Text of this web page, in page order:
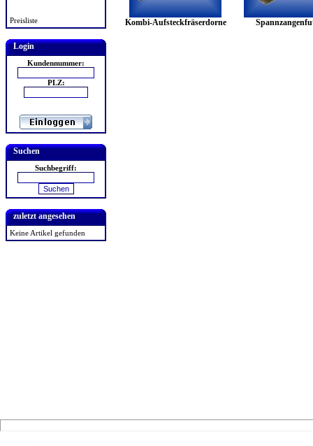
Preisliste
Login
Kundennummer:
PLZ:
Suchen
Suchbegriff:
zuletzt angesehen
Keine Artikel gefunden
Kombi-Aufsteckfräserdorne